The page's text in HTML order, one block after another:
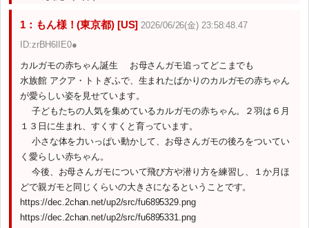
1：もん様！(東京都) [US] 2026/06/26(金) 23:58:48.47
ID:zrBH6lIE0●
カルガモの赤ちゃん誕生 お母さんガモ追ってどこまでも
水族館 アクア・トトぎふで、生まれたばかりのカルガモの赤ちゃん
が愛らしい姿を見せています。
子どもたちの人気を集めているカルガモの赤ちゃん。２羽は６月
１３日に生まれ、すくすくと育っています。
小さな体を力いっぱい動かして、お母さんガモの後ろをついてい
く愛らしい赤ちゃん。
今後、お母さんガモについて飛び方や潜り方を練習し、１か月ほ
どで親ガモと同じくらいの大きさになるということです。
https://dec.2chan.net/up2/src/fu6895329.png
https://dec.2chan.net/up2/src/fu6895331.png